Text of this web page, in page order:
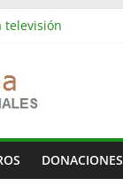
televisión
vaciado de pisos,
cara del mundo
DONACIONES